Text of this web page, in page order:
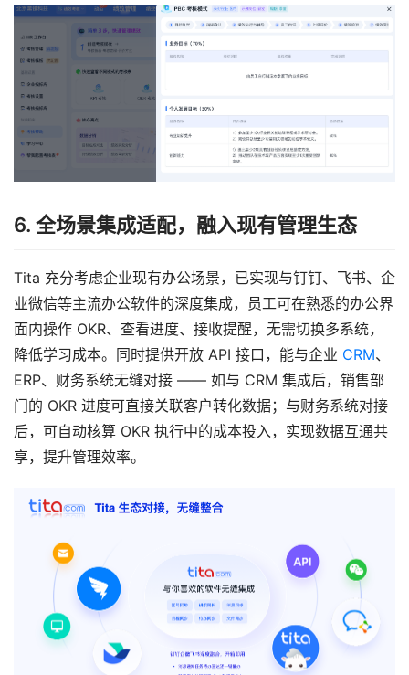
6. 全场景集成适配，融入现有管理生态
Tita 充分考虑企业现有办公场景，已实现与钉钉、飞书、企
业微信等主流办公软件的深度集成，员工可在熟悉的办公界
面内操作 OKR、查看进度、接收提醒，无需切换多系统，
降低学习成本。同时提供开放 API 接口，能与企业 CRM、
ERP、财务系统无缝对接 —— 如与 CRM 集成后，销售部
门的 OKR 进度可直接关联客户转化数据；与财务系统对接
后，可自动核算 OKR 执行中的成本投入，实现数据互通共
享，提升管理效率。